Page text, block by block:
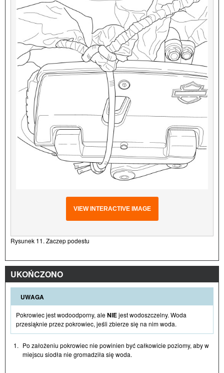
VIEW INTERACTIVE IMAGE
Rysunek 11. Zaczep podestu
UKOŃCZONO
UWAGA
Pokrowiec jest wodoodporny, aleNIEjest wodoszczelny. Woda
przesiąknie przez pokrowiec, jeśli zbierze się na nim woda.
1. Po założeniu pokrowiec nie powinien być całkowicie poziomy, aby w
miejscu siodła nie gromadziła się woda.